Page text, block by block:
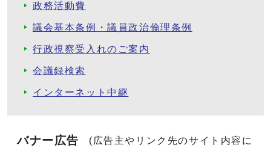
政務活動費
議会基本条例・議員政治倫理条例
行政視察受入れのご案内
会議録検索
インターネット中継
バナー広告
(広告主やリンク先のサイト内容に